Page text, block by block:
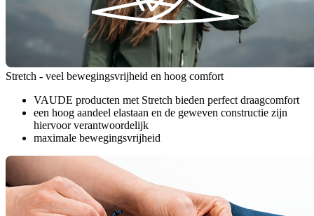
Stretch - veel bewegingsvrijheid en hoog comfort
VAUDE producten met Stretch bieden perfect draagcomfort
een hoog aandeel elastaan en de geweven constructie zijn
hiervoor verantwoordelijk
maximale bewegingsvrijheid